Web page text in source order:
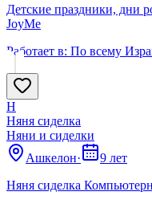
Детские праздники, дни
JoyMe
Работает в: По всему
Н
Няня сиделка
Няни и сиделки
Ашкелон·
9 лет
Няня сиделка